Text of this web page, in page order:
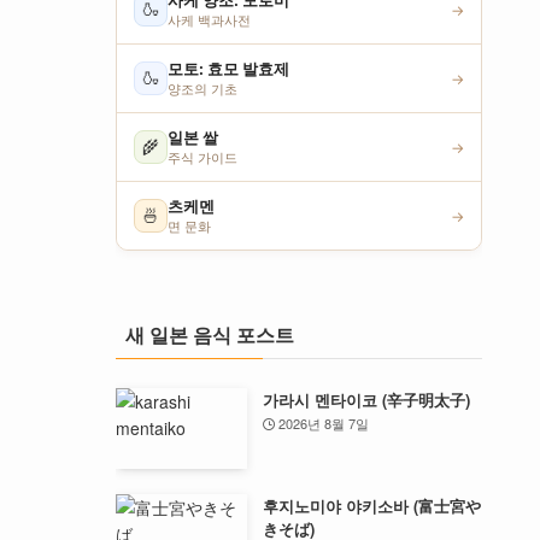
🍶
사케 백과사전
→
🍶 모토: 효모 발효제
양조의 기초
→
🌾 일본 쌀
주식 가이드
→
🍜 츠케멘
면 문화
→
새 일본 음식 포스트
가라시 멘타이코 (辛子明太子)
2026년 8월 7일
후지노미야 야키소바 (富士宮や
きそば)